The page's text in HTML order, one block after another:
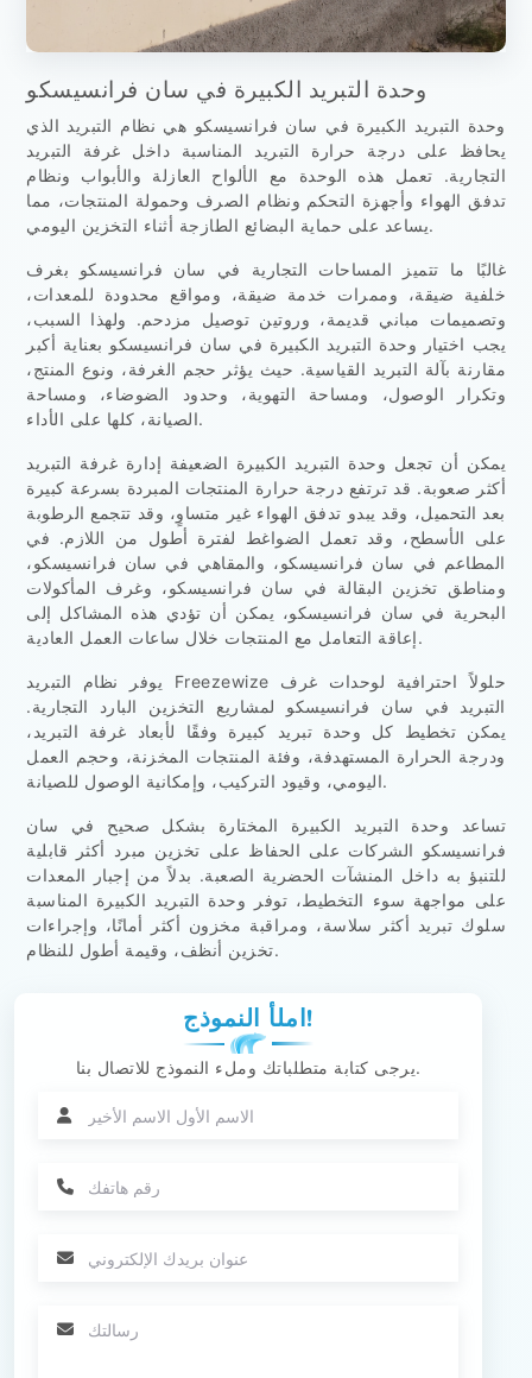
وحدة التبريد الكبيرة في سان فرانسيسكو
وحدة التبريد الكبيرة في سان فرانسيسكو هي نظام التبريد الذي
يحافظ على درجة حرارة التبريد المناسبة داخل غرفة التبريد
التجارية. تعمل هذه الوحدة مع الألواح العازلة والأبواب ونظام
تدفق الهواء وأجهزة التحكم ونظام الصرف وحمولة المنتجات، مما
يساعد على حماية البضائع الطازجة أثناء التخزين اليومي.
غالبًا ما تتميز المساحات التجارية في سان فرانسيسكو بغرف
خلفية ضيقة، وممرات خدمة ضيقة، ومواقع محدودة للمعدات،
وتصميمات مباني قديمة، وروتين توصيل مزدحم. ولهذا السبب،
يجب اختيار وحدة التبريد الكبيرة في سان فرانسيسكو بعناية أكبر
مقارنة بآلة التبريد القياسية. حيث يؤثر حجم الغرفة، ونوع المنتج،
وتكرار الوصول، ومساحة التهوية، وحدود الضوضاء، ومساحة
الصيانة، كلها على الأداء.
يمكن أن تجعل وحدة التبريد الكبيرة الضعيفة إدارة غرفة التبريد
أكثر صعوبة. قد ترتفع درجة حرارة المنتجات المبردة بسرعة كبيرة
بعد التحميل، وقد يبدو تدفق الهواء غير متساوٍ، وقد تتجمع الرطوبة
على الأسطح، وقد تعمل الضواغط لفترة أطول من اللازم. في
المطاعم في سان فرانسيسكو، والمقاهي في سان فرانسيسكو،
ومناطق تخزين البقالة في سان فرانسيسكو، وغرف المأكولات
البحرية في سان فرانسيسكو، يمكن أن تؤدي هذه المشاكل إلى
إعاقة التعامل مع المنتجات خلال ساعات العمل العادية.
يوفر نظام التبريد Freezewize حلولاً احترافية لوحدات غرف
التبريد في سان فرانسيسكو لمشاريع التخزين البارد التجارية.
يمكن تخطيط كل وحدة تبريد كبيرة وفقًا لأبعاد غرفة التبريد،
ودرجة الحرارة المستهدفة، وفئة المنتجات المخزنة، وحجم العمل
اليومي، وقيود التركيب، وإمكانية الوصول للصيانة.
تساعد وحدة التبريد الكبيرة المختارة بشكل صحيح في سان
فرانسيسكو الشركات على الحفاظ على تخزين مبرد أكثر قابلية
للتنبؤ به داخل المنشآت الحضرية الصعبة. بدلاً من إجبار المعدات
على مواجهة سوء التخطيط، توفر وحدة التبريد الكبيرة المناسبة
سلوك تبريد أكثر سلاسة، ومراقبة مخزون أكثر أمانًا، وإجراءات
تخزين أنظف، وقيمة أطول للنظام.
املأ النموذج!
يرجى كتابة متطلباتك وملء النموذج للاتصال بنا.